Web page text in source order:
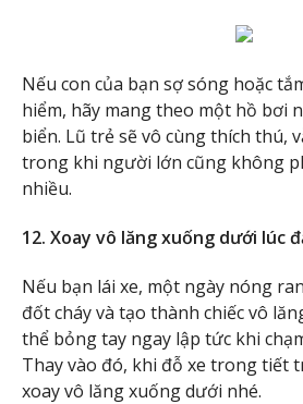
Nếu con của bạn sợ sóng hoặc
hiểm, hãy mang theo một hồ bơi
biển. Lũ trẻ sẽ vô cùng thích thú,
trong khi người lớn cũng không
nhiều.
12. Xoay vô lăng xuống dưới lúc
Nếu bạn lái xe, một ngày nóng
đốt cháy và tạo thành chiếc vô
thể bỏng tay ngay lập tức khi
Thay vào đó, khi đỗ xe trong tiết
xoay vô lăng xuống dưới nhé.